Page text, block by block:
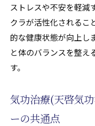
ストレスや不安を軽減
クラが活性化されるこ
的な健康状態が向上し
と体のバランスを整え
す。
気功治療(天啓気
ーの共通点